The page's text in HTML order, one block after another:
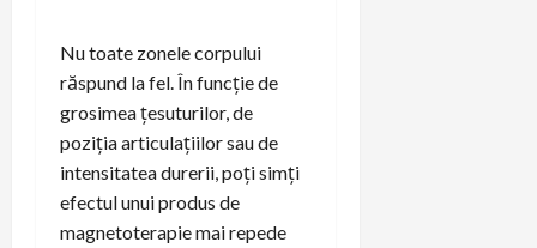
Nu toate zonele corpului
răspund la fel. În funcție de
grosimea țesuturilor, de
poziția articulațiilor sau de
intensitatea durerii, poți simți
efectul unui produs de
magnetoterapie mai repede